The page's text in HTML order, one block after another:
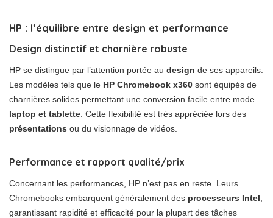
HP : l’équilibre entre design et performance
Design distinctif et charnière robuste
HP se distingue par l’attention portée au design de ses appareils.
Les modèles tels que le HP Chromebook x360 sont équipés de
charnières solides permettant une conversion facile entre mode
laptop et tablette . Cette flexibilité est très appréciée lors des
présentations ou du visionnage de vidéos.
Performance et rapport qualité/prix
Concernant les performances, HP n’est pas en reste. Leurs
Chromebooks embarquent généralement des processeurs Intel
garantissant rapidité et efficacité pour la plupart des tâches